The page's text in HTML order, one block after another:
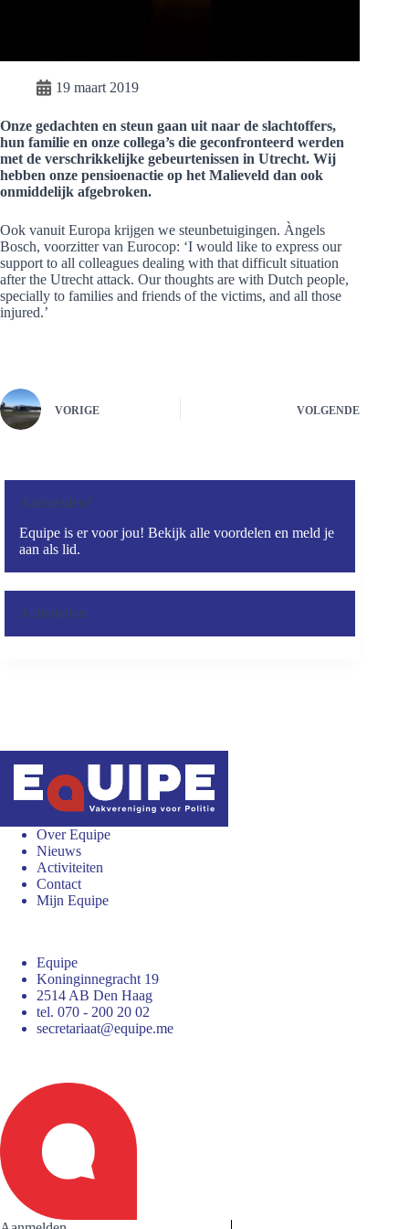
19 maart 2019
Onze gedachten en steun gaan uit naar de slachtoffers,
hun familie en onze collega’s die geconfronteerd werden
met de verschrikkelijke gebeurtenissen in Utrecht. Wij
hebben onze pensioenactie op het Malieveld dan ook
onmiddelijk afgebroken.
Ook vanuit Europa krijgen we steunbetuigingen. Àngels
Bosch, voorzitter van Eurocop: ‘I would like to express our
support to all colleagues dealing with that difficult situation
after the Utrecht attack. Our thoughts are with Dutch people,
specially to families and friends of the victims, and all those
injured.’
VORIGE VOLGENDE
Aanmelden?
Equipe is er voor jou! Bekijk alle voordelen en meld je
aan als lid.
Activiteiten
Over Equipe
Nieuws
Activiteiten
Contact
Mijn Equipe
Equipe
Koninginnegracht 19
2514 AB Den Haag
tel. 070 - 200 20 02
secretariaat@equipe.me